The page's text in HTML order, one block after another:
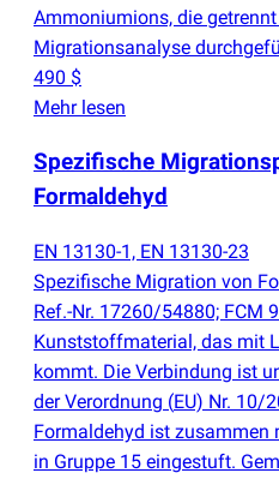
Ammoniumions, die
Migrationsanalyse
490 $
Mehr lesen
Spezifische
Formaldehyd
EN 13130-1, EN 13130-23
Spezifische Migration von
Ref.-Nr. 17260/54880; FCM
Kunststoffmaterial, das mit
kommt. Die Verbindung ist
der Verordnung (EU) Nr. 10/
Formaldehyd ist zusammen
in Gruppe 15 eingestuft.